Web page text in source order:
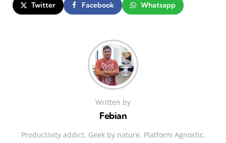
Twitter Facebook Whatsapp
Written by
Febian
Productivity addict. Geek by nature. Platform Agnostic.